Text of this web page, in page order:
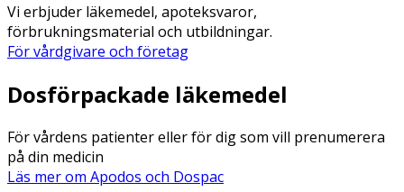
Vi erbjuder läkemedel, apoteksvaror,
förbrukningsmaterial och utbildningar.
För vårdgivare och företag
Dosförpackade läkemedel
För vårdens patienter eller för dig som vill prenumerera
på din medicin
Läs mer om Apodos och Dospac